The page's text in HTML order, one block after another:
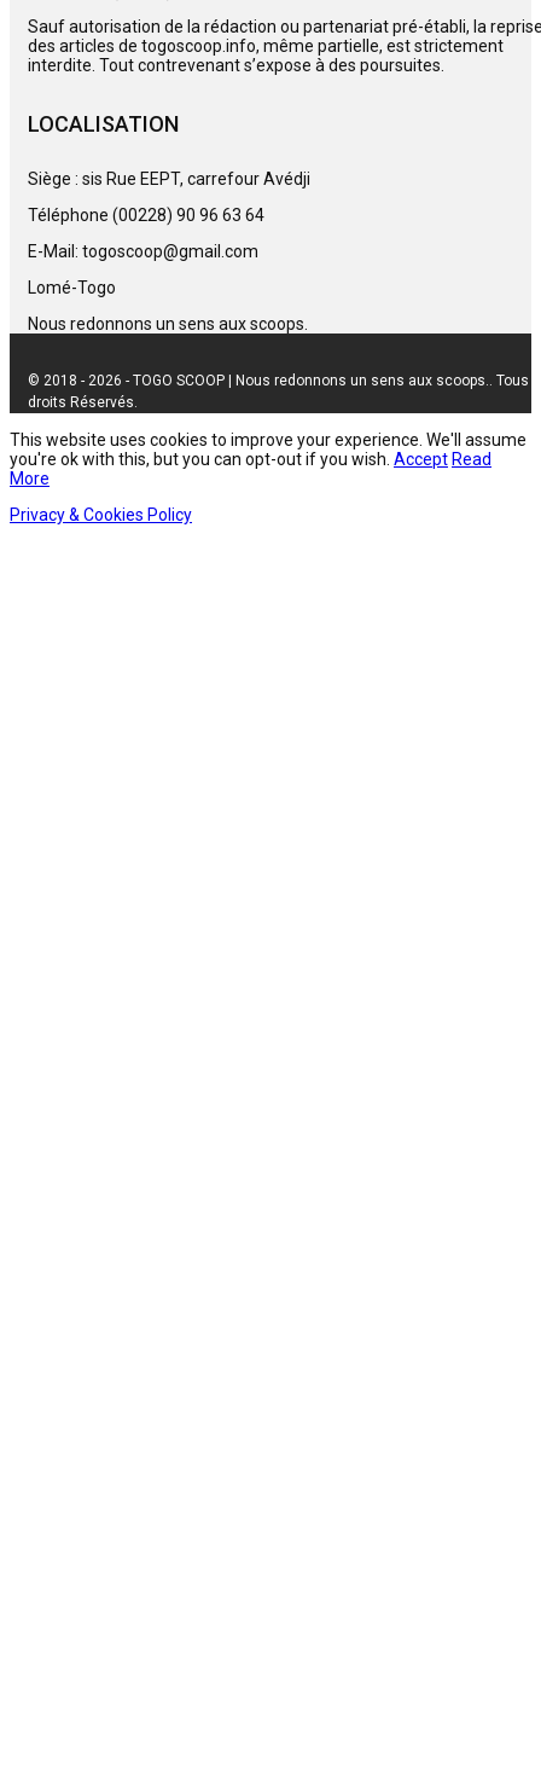
Sauf autorisation de la rédaction ou partenariat pré-établi, la
des articles de togoscoop.info, même partielle, est strictement
interdite. Tout contrevenant s’expose à des poursuites.
LOCALISATION
Siège : sis Rue EEPT, carrefour Avédji
Téléphone (00228) 90 96 63 64
E-Mail: togoscoop@gmail.com
Lomé-Togo
Nous redonnons un sens aux scoops.
© 2018 - 2026 - TOGO SCOOP | Nous redonnons un sens aux scoops.. Tous
droits Réservés.
This website uses cookies to improve your experience. We'll assume
you're ok with this, but you can opt-out if you wish. Accept Read
More
Privacy & Cookies Policy